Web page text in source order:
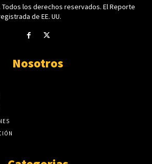
Todos los derechos reservados. El Reporte
de EE. UU.
Nosotros